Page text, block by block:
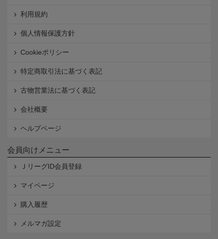
利用規約
個人情報保護方針
Cookieポリシー
特定商取引法に基づく表記
古物営業法に基づく表記
会社概要
ヘルプページ
会員向けメニュー
ＪリーグID会員登録
マイページ
購入履歴
メルマガ設定